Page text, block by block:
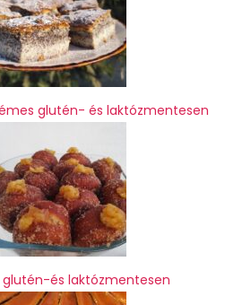
glutén- és laktózmentesen
és laktózmentesen